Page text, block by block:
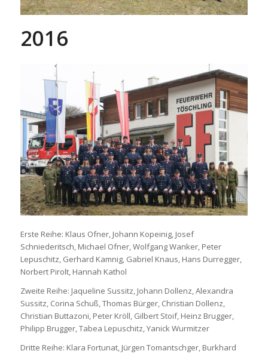
2016
Erste Reihe: Klaus Ofner, Johann Kopeinig, Josef
Schniederitsch, Michael Ofner, Wolfgang Wanker, Peter
Lepuschitz, Gerhard Kamnig, Gabriel Knaus, Hans Durregger,
Norbert Pirolt, Hannah Kathol
Zweite Reihe: Jaqueline Sussitz, Johann Dollenz, Alexandra
Sussitz, Corina Schuß, Thomas Bürger, Christian Dollenz,
Christian Buttazoni, Peter Kröll, Gilbert Stoif, Heinz Brugger,
Philipp Brugger, Tabea Lepuschitz, Yanick Wurmitzer
Dritte Reihe: Klara Fortunat, Jürgen Tomantschger, Burkhard